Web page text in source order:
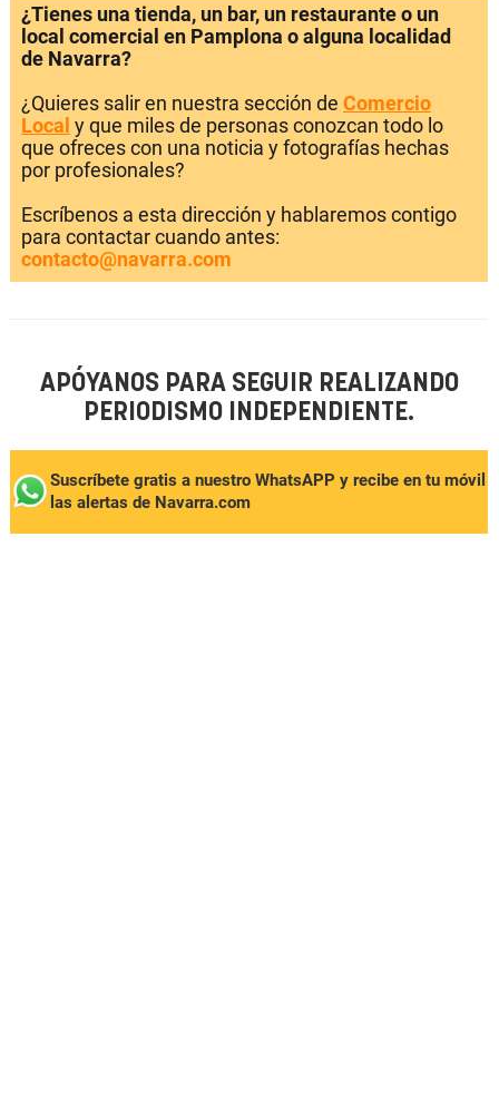
¿Tienes una tienda, un bar, un restaurante o un
local comercial en Pamplona o alguna localidad
de Navarra?
¿Quieres salir en nuestra sección de Comercio
Local y que miles de personas conozcan todo lo
que ofreces con una noticia y fotografías hechas
por profesionales?
Escríbenos a esta dirección y hablaremos contigo
para contactar cuando antes:
contacto@navarra.com
APÓYANOS PARA SEGUIR REALIZANDO
PERIODISMO INDEPENDIENTE.
Suscríbete gratis a nuestro WhatsAPP y recibe en tu móvil
las alertas de Navarra.com